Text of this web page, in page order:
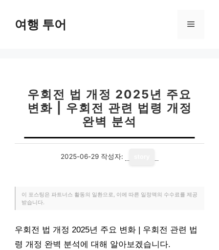
여행 투어 메
우회전 법 개정 2025년 주요
변화 | 우회전 관련 법령 개정
완벽 분석
2025-06-29 작성자:
이 포스팅은 파트너스 활동의 일환으로, 이에 따른 일정액의 수수료를 제공
받습니다.
우회전 법 개정 2025년 주요 변화 | 우회전 관련 법
령 개정 완벽 분석에 대해 알아보겠습니다.